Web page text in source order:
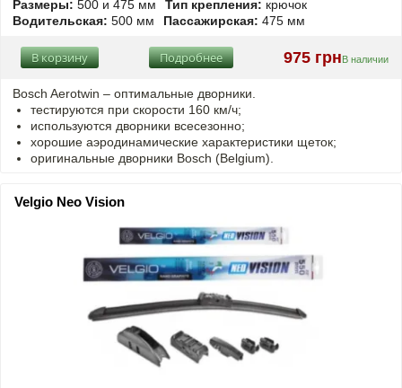
Размеры: 500 и 475 мм Тип крепления: крючок
Водительская: 500 мм Пассажирская: 475 мм
975 грн В наличии
Подробнее
В корзину
Bosch Aerotwin – оптимальные дворники.
тестируются при скорости 160 км/ч;
используются дворники всесезонно;
хорошие аэродинамические характеристики щеток;
оригинальные дворники Bosch (Belgium).
Velgio Neo Vision